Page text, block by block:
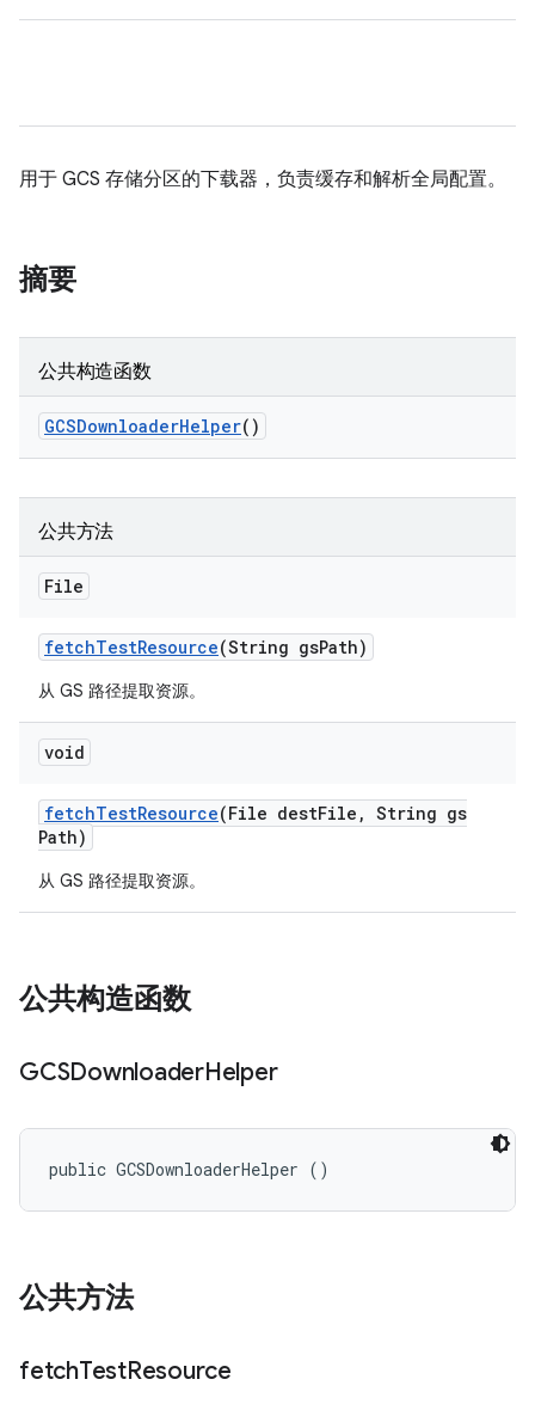
用于 GCS 存储分区的下载器，负责缓存和解析全局配置。
摘要
公共构造函数
GCSDownloaderHelper()
公共方法
File
fetchTestResource(String gsPath)
从 GS 路径提取资源。
void
fetchTestResource(File destFile , String gs
Path)
从 GS 路径提取资源。
公共构造函数
GCSDownloaderHelper
public GCSDownloaderHelper ()
公共方法
fetchTestResource